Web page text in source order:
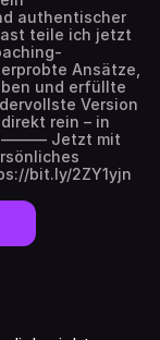
authentischer
teile ich jetzt
Ansätze,
und erfüllte
Version
rein – in
——— Jetzt mit
bit.ly/2ZY1yjn